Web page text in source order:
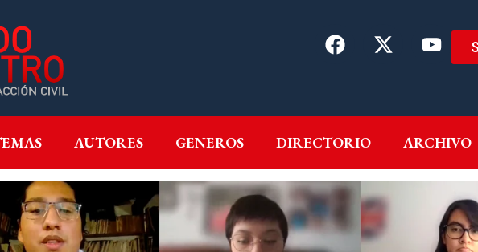
AUTORES GENEROS DIRECTORIO ARCHIVO
SECCIONES GENEROS DIRECTORIO